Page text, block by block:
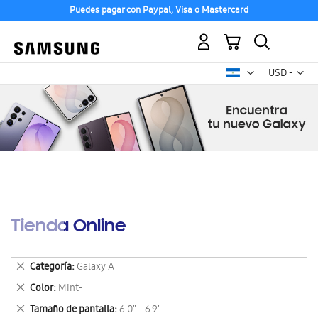
Puedes pagar con Paypal, Visa o Mastercard
USD -
dólar
Mi carrito
Tienda Online
Categoría Galaxy A
Eliminar
este
artículo
Color Mint-
Eliminar
este
Tamaño de pantalla 6.0" - 6.9"
Eliminar